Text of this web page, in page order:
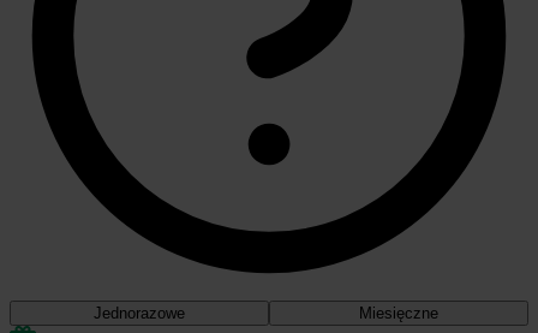
Jednorazowe Miesięczne